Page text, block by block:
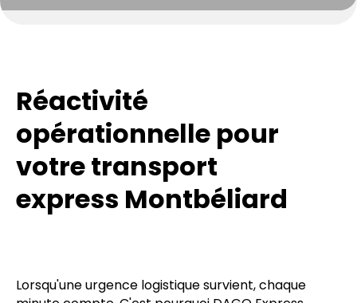
Réactivité
opérationnelle pour
express Montbéliard